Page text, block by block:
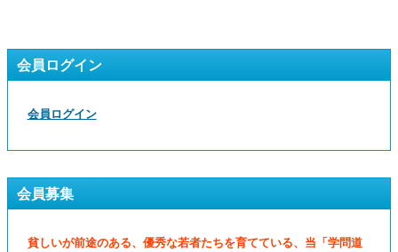
会員ログイン
会員ログイン
会員募集
貧しいが前途のある、優秀な若者たちを育てている、当「学問道